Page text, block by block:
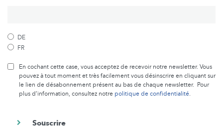
DE
FR
En cochant cette case, vous acceptez de recevoir notre newsletter. Vous
pouvez à tout moment et très facilement vous désinscrire en cliquant sur
le lien de désabonnement présent au bas de chaque newsletter. Pour
plus d’information, consultez notre politique de confidentialité.